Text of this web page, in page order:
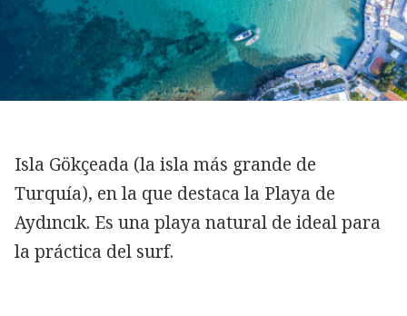
Isla Gökçeada (la isla más grande de
Turquía), en la que destaca la Playa de
Aydıncık. Es una playa natural de ideal para
la práctica del surf.